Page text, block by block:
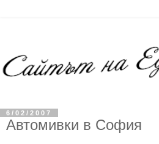
6/02/2007
Автомивки в София